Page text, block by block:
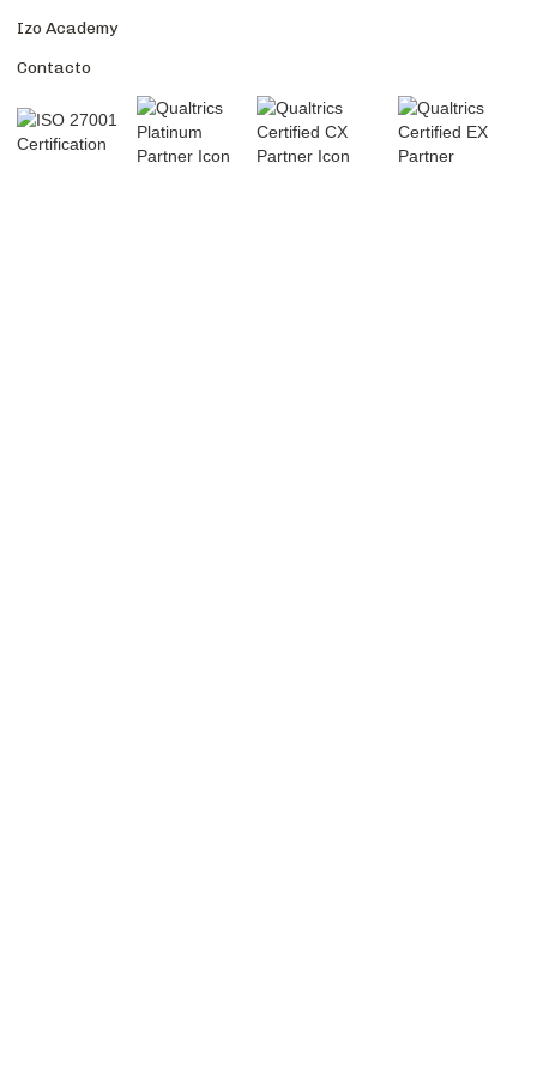
Izo Academy
Contacto